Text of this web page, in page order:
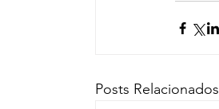
Posts Relacionados